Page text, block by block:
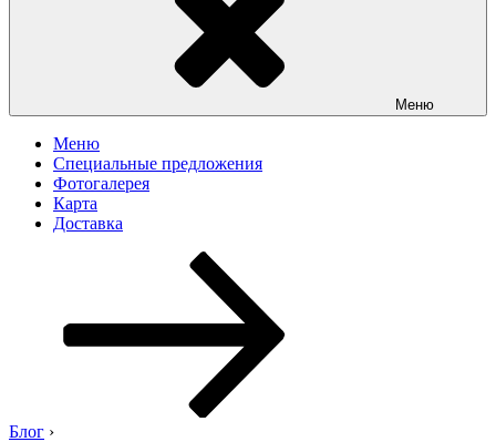
Меню
Меню
Специальные предложения
Фотогалерея
Карта
Доставка
Блог ›